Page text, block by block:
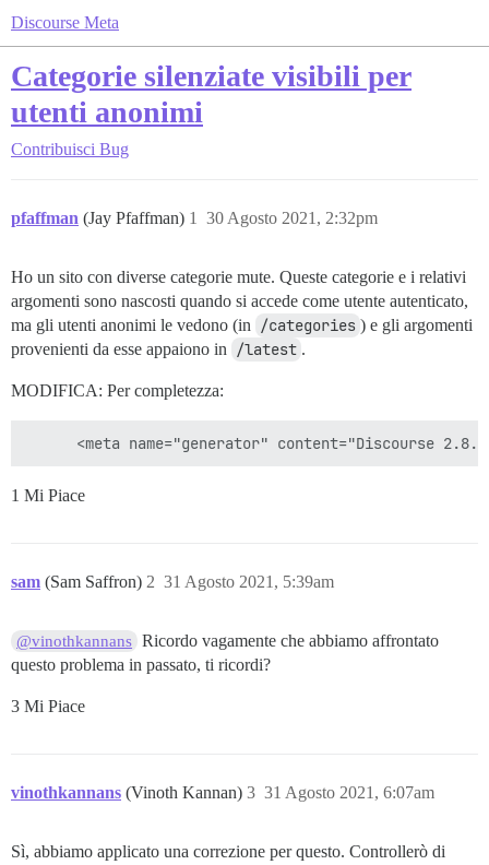
Discourse Meta
Categorie silenziate visibili per
utenti anonimi
Contribuisci Bug
pfaffman (Jay Pfaffman) 30 Agosto 2021, 2:32pm
1
Ho un sito con diverse categorie mute. Queste categorie e i relativi
argomenti sono nascosti quando si accede come utente autenticato,
ma gli utenti anonimi le vedono (in
/categories ) e gli argomenti
provenienti da esse appaiono in
/latest .
MODIFICA: Per completezza:
1 Mi Piace
sam (Sam Saffron) 31 Agosto 2021, 5:39am
2
@vinothkannans Ricordo vagamente che abbiamo affrontato
questo problema in passato, ti ricordi?
3 Mi Piace
vinothkannans (Vinoth Kannan) 31 Agosto 2021, 6:07am
3
Sì, abbiamo applicato una correzione per questo. Controllerò di